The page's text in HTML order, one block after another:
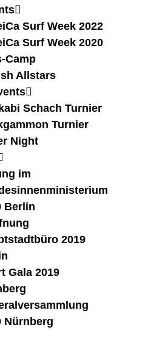
Surf Week 2022
Surf Week 2020
Camp
Allstars
Schach Turnier
Turnier
Night
im
Berlin
2019
Gala 2019
Nürnberg